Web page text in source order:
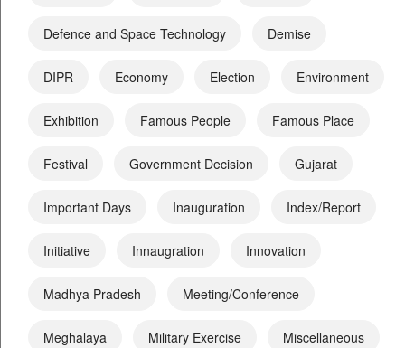
Defence and Space Technology Demise
DIPR Economy Election Environment
Exhibition Famous People Famous Place
Festival Government Decision Gujarat
Important Days Inauguration Index/Report
Initiative Innaugration Innovation
Madhya Pradesh Meeting/Conference
Meghalaya Military Exercise Miscellaneous